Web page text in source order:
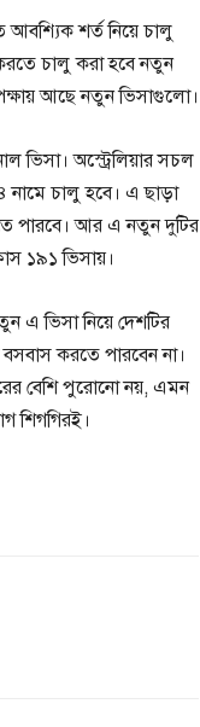
শর্ত নিয়ে চালু
চালু করা হবে নতুন
আছে নতুন ভিসাগুলো।
ভিসা। অস্ট্রেলিয়ার সচল
নামে চালু হবে। এ ছাড়া
পারবে। আর এ নতুন দুটির
১৯১ ভিসায়।
এ ভিসা নিয়ে দেশটির
করতে পারবেন না।
বেশি পুরোনো নয়, এমন
শিগগিরই।